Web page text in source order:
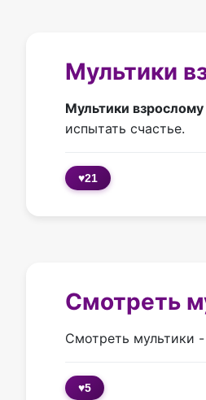
Мультики
Мультики
испытать счастье.
♥21
Смотреть
Смотреть мультики
♥5